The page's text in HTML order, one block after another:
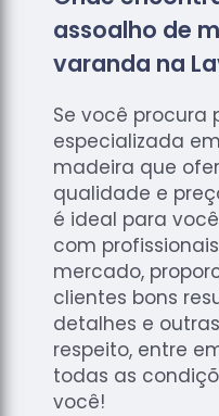
assoalho de
varanda na
Se você procura
especializada
madeira que
qualidade e
é ideal para
com
mercado,
clientes bons
detalhes e
respeito, entre
todas as
você!